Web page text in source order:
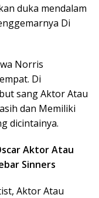
duka mendalam
Di
Norris
Di
sang Aktor Atau
dan Memiliki
dicintainya.
Aktor Atau
Sinners
Aktor Atau